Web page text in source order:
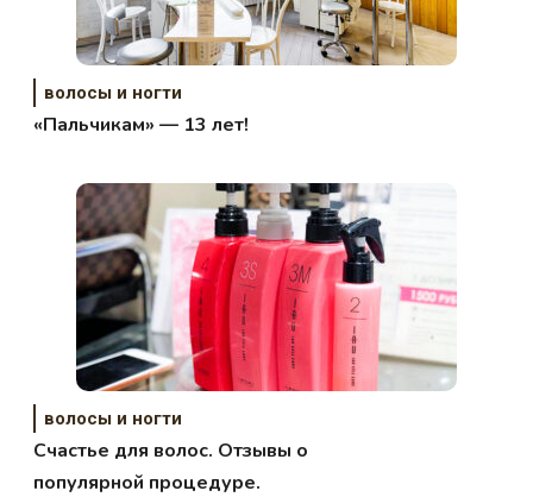
волосы и ногти
«Пальчикам» — 13 лет!
волосы и ногти
Счастье для волос. Отзывы о
популярной процедуре.